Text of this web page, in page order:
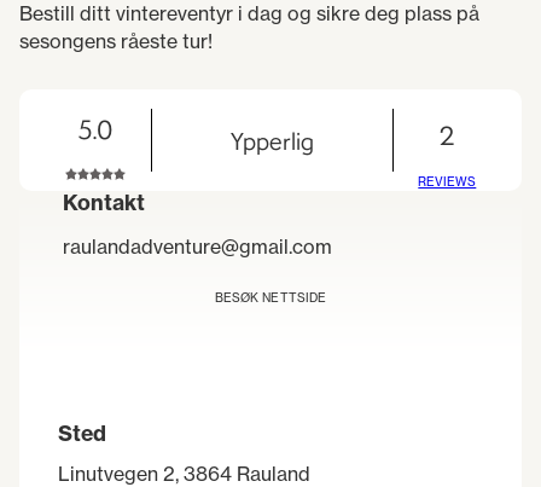
Bestill ditt vintereventyr i dag og sikre deg plass på
sesongens råeste tur!
5.0 Ypperlig 2
REVIEWS
Kontakt
raulandadventure@gmail.com
BESØK NETTSIDE
Sted
Linutvegen 2, 3864 Rauland